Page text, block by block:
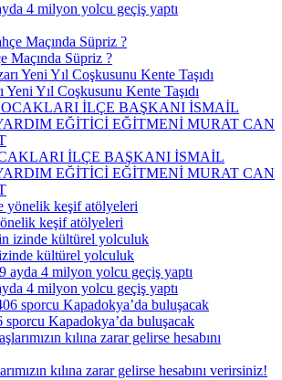
4 milyon yolcu geçiş yaptı
Maçında Süpriz ?
Yeni Yıl Coşkusunu Kente Taşıdı
İLÇE BAŞKANI İSMAİL
EĞİTİCİ EĞİTMENİ MURAT CAN
keşif atölyeleri
kültürel yolculuk
4 milyon yolcu geçiş yaptı
Kapadokya’da buluşacak
kılına zarar gelirse hesabını verirsiniz!